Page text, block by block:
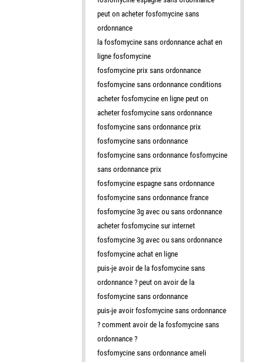
peut on acheter fosfomycine sans
ordonnance
la fosfomycine sans ordonnance achat en
ligne fosfomycine
fosfomycine prix sans ordonnance
fosfomycine sans ordonnance conditions
acheter fosfomycine en ligne peut on
acheter fosfomycine sans ordonnance
fosfomycine sans ordonnance prix
fosfomycine sans ordonnance
fosfomycine sans ordonnance fosfomycine
sans ordonnance prix
fosfomycine espagne sans ordonnance
fosfomycine sans ordonnance france
fosfomycine 3g avec ou sans ordonnance
acheter fosfomycine sur internet
fosfomycine 3g avec ou sans ordonnance
fosfomycine achat en ligne
puis-je avoir de la fosfomycine sans
ordonnance ? peut on avoir de la
fosfomycine sans ordonnance
puis-je avoir fosfomycine sans ordonnance
? comment avoir de la fosfomycine sans
ordonnance ?
fosfomycine sans ordonnance ameli